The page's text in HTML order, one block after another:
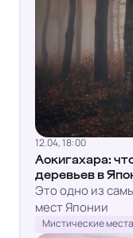
12.04, 18:00
Аокигахара:
деревьев в
Это одно из
мест Японии
Мистические места